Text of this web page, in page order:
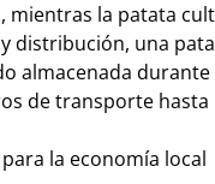
mientras la patata
distribución, una
almacenada
de transporte
la economía local